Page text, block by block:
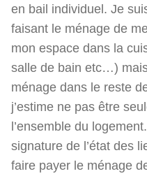
en bail individuel. Je
faisant le ménage de
mon espace dans la
salle de bain etc…)
ménage dans le reste
j’estime ne pas être
l’ensemble du
signature de l’état des
faire payer le ménage